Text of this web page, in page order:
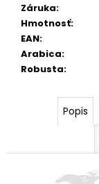
Záruka:
Hmotnosť:
EAN:
Arabica:
Robusta:
Popis